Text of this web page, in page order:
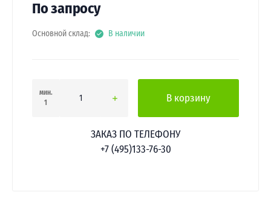
По запросу
Основной склад: В наличии
мин.
1
В корзину
ЗАКАЗ ПО ТЕЛЕФОНУ
+7 (495)133-76-30